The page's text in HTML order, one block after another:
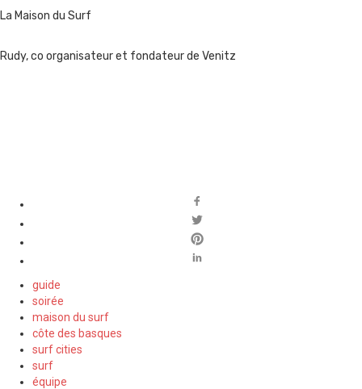
La Maison du Surf
Rudy, co organisateur et fondateur de Venitz
guide
soirée
maison du surf
côte des basques
surf cities
surf
équipe